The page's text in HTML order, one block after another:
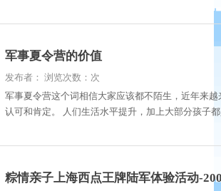
军事夏令营的价值
发布者： 浏览次数：次
军事夏令营这个词相信大家应该都不陌生，近年来
认可和肯定。 人们生活水平提升，加上大部分孩子
粽情亲子上海西点王牌陆军体验活动-